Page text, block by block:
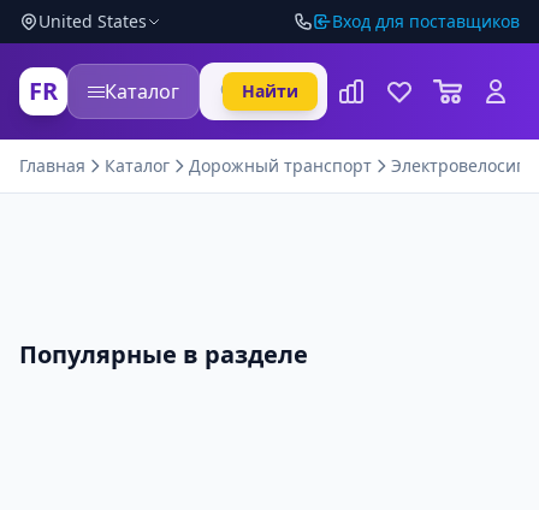
United States Вход для поставщиков
FR Каталог Найти
Главная Каталог Дорожный транспорт
Популярные в разделе